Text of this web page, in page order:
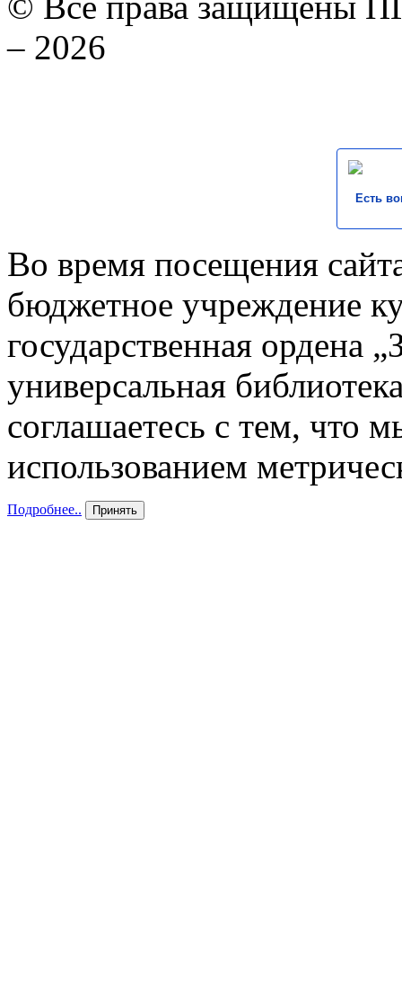
– 2026
Есть
Во время посещения
бюджетное учреждение
государственная ордена
универсальная
соглашаетесь с тем, что
использованием
Подробнее.. Принять